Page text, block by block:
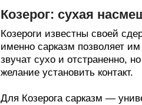
Козерог: сухая
Козероги известны своей
именно сарказм позволяет
звучат сухо и отстраненно,
желание установить контакт.
Для Козерога сарказм —